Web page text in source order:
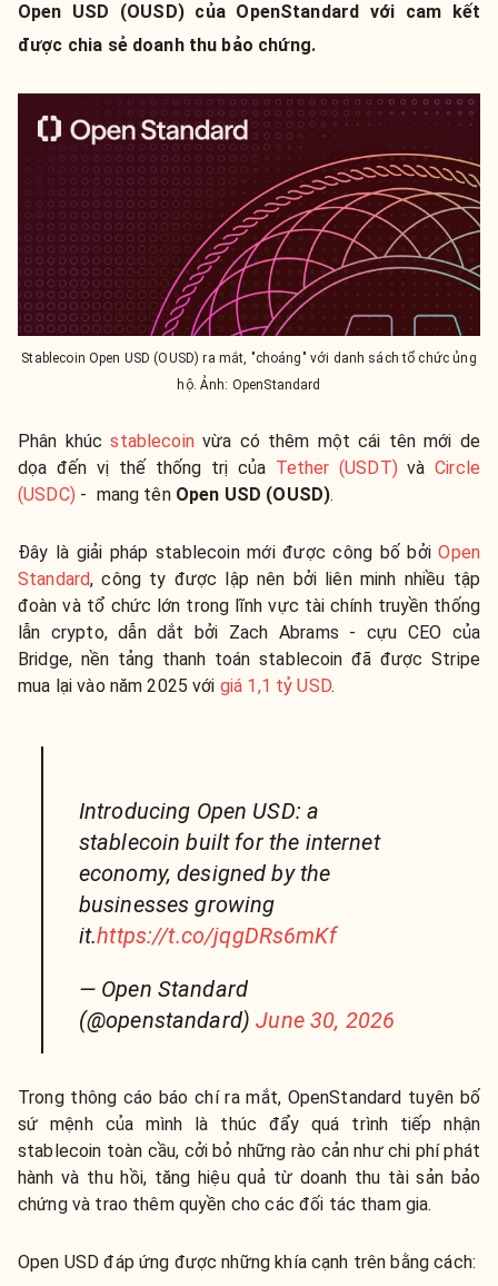
Open USD (OUSD) của OpenStandard với cam kết
được chia sẻ doanh thu bảo chứng.
Stablecoin Open USD (OUSD) ra mắt, "choáng" với danh sách tổ chức ủng
hộ. Ảnh: OpenStandard
Phân khúcstablecoinvừa có thêm một cái tên mới de
dọa đến vị thế thống trị của Tether (USDT) vàCircle
(USDC) - mang tên Open USD (OUSD).
Đây là giải pháp stablecoin mới được công bố bởiOpen
Standard, công ty được lập nên bởi liên minh nhiều tập
đoàn và tổ chức lớn trong lĩnh vực tài chính truyền thống
lẫn crypto, dẫn dắt bởi Zach Abrams - cựu CEO của
Bridge, nền tảng thanh toán stablecoin đã được Stripe
mua lại vào năm 2025 với giá 1,1 tỷ USD.
Introducing Open USD: a
stablecoin built for the internet
economy, designed by the
businesses growing
it.https://t.co/jqgDRs6mKf
— Open Standard
(@openstandard)June 30, 2026
Trong thông cáo báo chí ra mắt, OpenStandard tuyên bố
sứ mệnh của mình là thúc đẩy quá trình tiếp nhận
stablecoin toàn cầu, cởi bỏ những rào cản như chi phí phát
hành và thu hồi, tăng hiệu quả từ doanh thu tài sản bảo
chứng và trao thêm quyền cho các đối tác tham gia.
Open USD đáp ứng được những khía cạnh trên bằng cách: